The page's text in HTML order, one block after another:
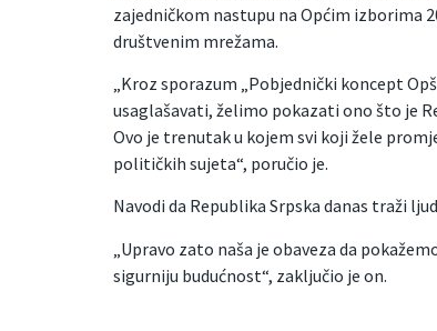
zajedničkom nastupu na Općim izborima
društvenim mrežama.
„Kroz sporazum „Pobjednički koncept
usaglašavati, želimo pokazati ono što je
Ovo je trenutak u kojem svi koji žele
političkih sujeta“, poručio je.
Navodi da Republika Srpska danas traži
„Upravo zato naša je obaveza da
sigurniju budućnost“, zaključio je on.